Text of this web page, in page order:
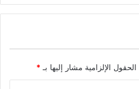
الحقول الإلزامية مشار إليها بـ*